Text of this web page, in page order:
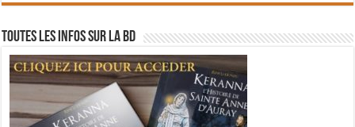
Toutes les infos sur la BD